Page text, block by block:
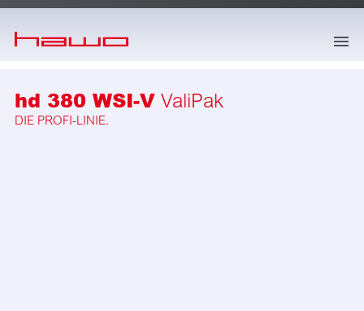
springe zum Hauptinhalt
hd 380 WSI-VValiPak
DIE PROFI-LINIE.